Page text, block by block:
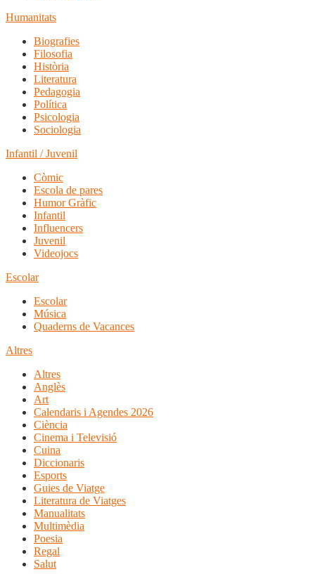
Humanitats
Biografies
Filosofia
Història
Literatura
Pedagogia
Política
Psicologia
Sociologia
Infantil / Juvenil
Còmic
Escola de pares
Humor Gràfic
Infantil
Influencers
Juvenil
Videojocs
Escolar
Escolar
Música
Quaderns de Vacances
Altres
Altres
Anglès
Art
Calendaris i Agendes 2026
Ciència
Cinema i Televisió
Cuina
Diccionaris
Esports
Guies de Viatge
Literatura de Viatges
Manualitats
Multimèdia
Poesia
Regal
Salut